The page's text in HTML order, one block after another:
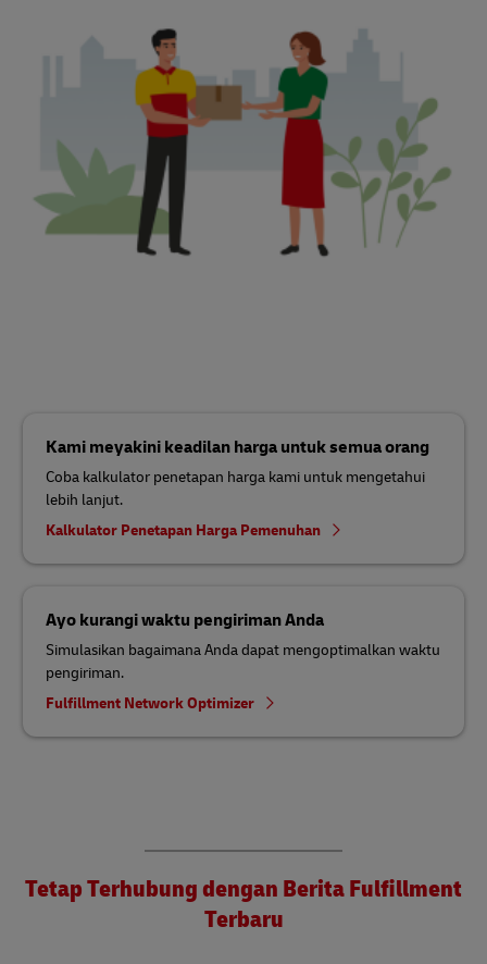
Kami meyakini keadilan harga untuk semua orang
Coba kalkulator penetapan harga kami untuk mengetahui
lebih lanjut.
Kalkulator Penetapan Harga Pemenuhan
Ayo kurangi waktu pengiriman Anda
Simulasikan bagaimana Anda dapat mengoptimalkan waktu
pengiriman.
Fulfillment Network Optimizer
Tetap Terhubung dengan Berita Fulfillment
Terbaru